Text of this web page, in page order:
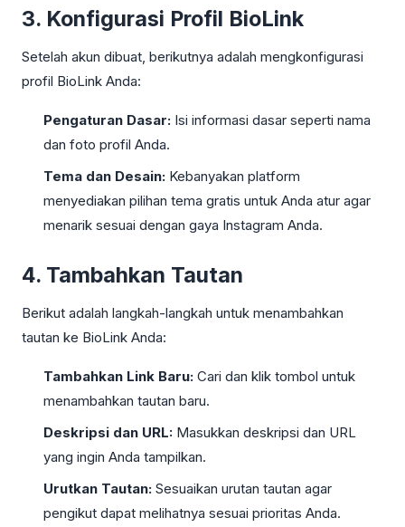
3. Konfigurasi Profil BioLink
Setelah akun dibuat, berikutnya adalah mengkonfigurasi
profil BioLink Anda:
Pengaturan Dasar: Isi informasi dasar seperti nama
dan foto profil Anda.
Tema dan Desain: Kebanyakan platform
menyediakan pilihan tema gratis untuk Anda atur agar
menarik sesuai dengan gaya Instagram Anda.
4. Tambahkan Tautan
Berikut adalah langkah-langkah untuk menambahkan
tautan ke BioLink Anda:
Tambahkan Link Baru: Cari dan klik tombol untuk
menambahkan tautan baru.
Deskripsi dan URL: Masukkan deskripsi dan URL
yang ingin Anda tampilkan.
Urutkan Tautan: Sesuaikan urutan tautan agar
pengikut dapat melihatnya sesuai prioritas Anda.